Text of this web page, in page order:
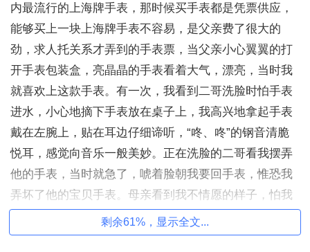
内最流行的上海牌手表，那时候买手表都是凭票供应，
能够买上一块上海牌手表不容易，是父亲费了很大的
劲，求人托关系才弄到的手表票，当父亲小心翼翼的打
开手表包装盒，亮晶晶的手表看着大气，漂亮，当时我
就喜欢上这款手表。有一次，我看到二哥洗脸时怕手表
进水，小心地摘下手表放在桌子上，我高兴地拿起手表
戴在左腕上，贴在耳边仔细谛听，“咚、咚”的钢音清脆
悦耳，感觉向音乐一般美妙。正在洗脸的二哥看我摆弄
他的手表，当时就急了，唬着脸朝我要回手表，惟恐我
弄坏了他的宝贝手表。母亲看到我不情愿的样子，怕我
生气，把我拉到一边说；“儿呀，你不要着急，等你结婚
的时候，妈一定也给你买块上海牌手表。”听了母亲的
剩余61%，显示全文...